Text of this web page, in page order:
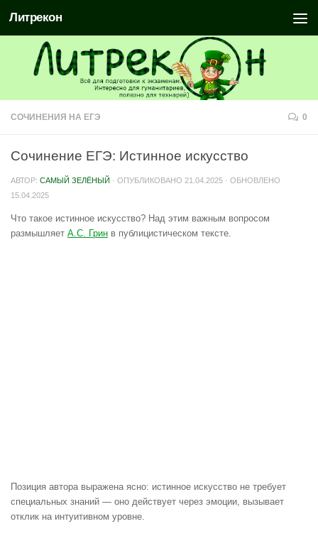
Литрекон
СОЧИНЕНИЯ НА ЕГЭ 0
Сочинение ЕГЭ: Истинное искусство
АВТОР: САМЫЙ ЗЕЛЁНЫЙ · ОПУБЛИКОВАНО 21.04.2025 · ОБНОВЛЕНО
15.04.2025
Что такое истинное искусство? Над этим важным вопросом
размышляет А.С. Грин в публицистическом тексте.
Позиция автора выражена ясно: истинное искусство не требует
специальных знаний — оно действует через эмоции, вызывает
отклик на интуитивном уровне.